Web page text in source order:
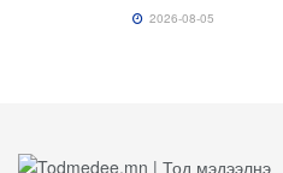
2026-08-05